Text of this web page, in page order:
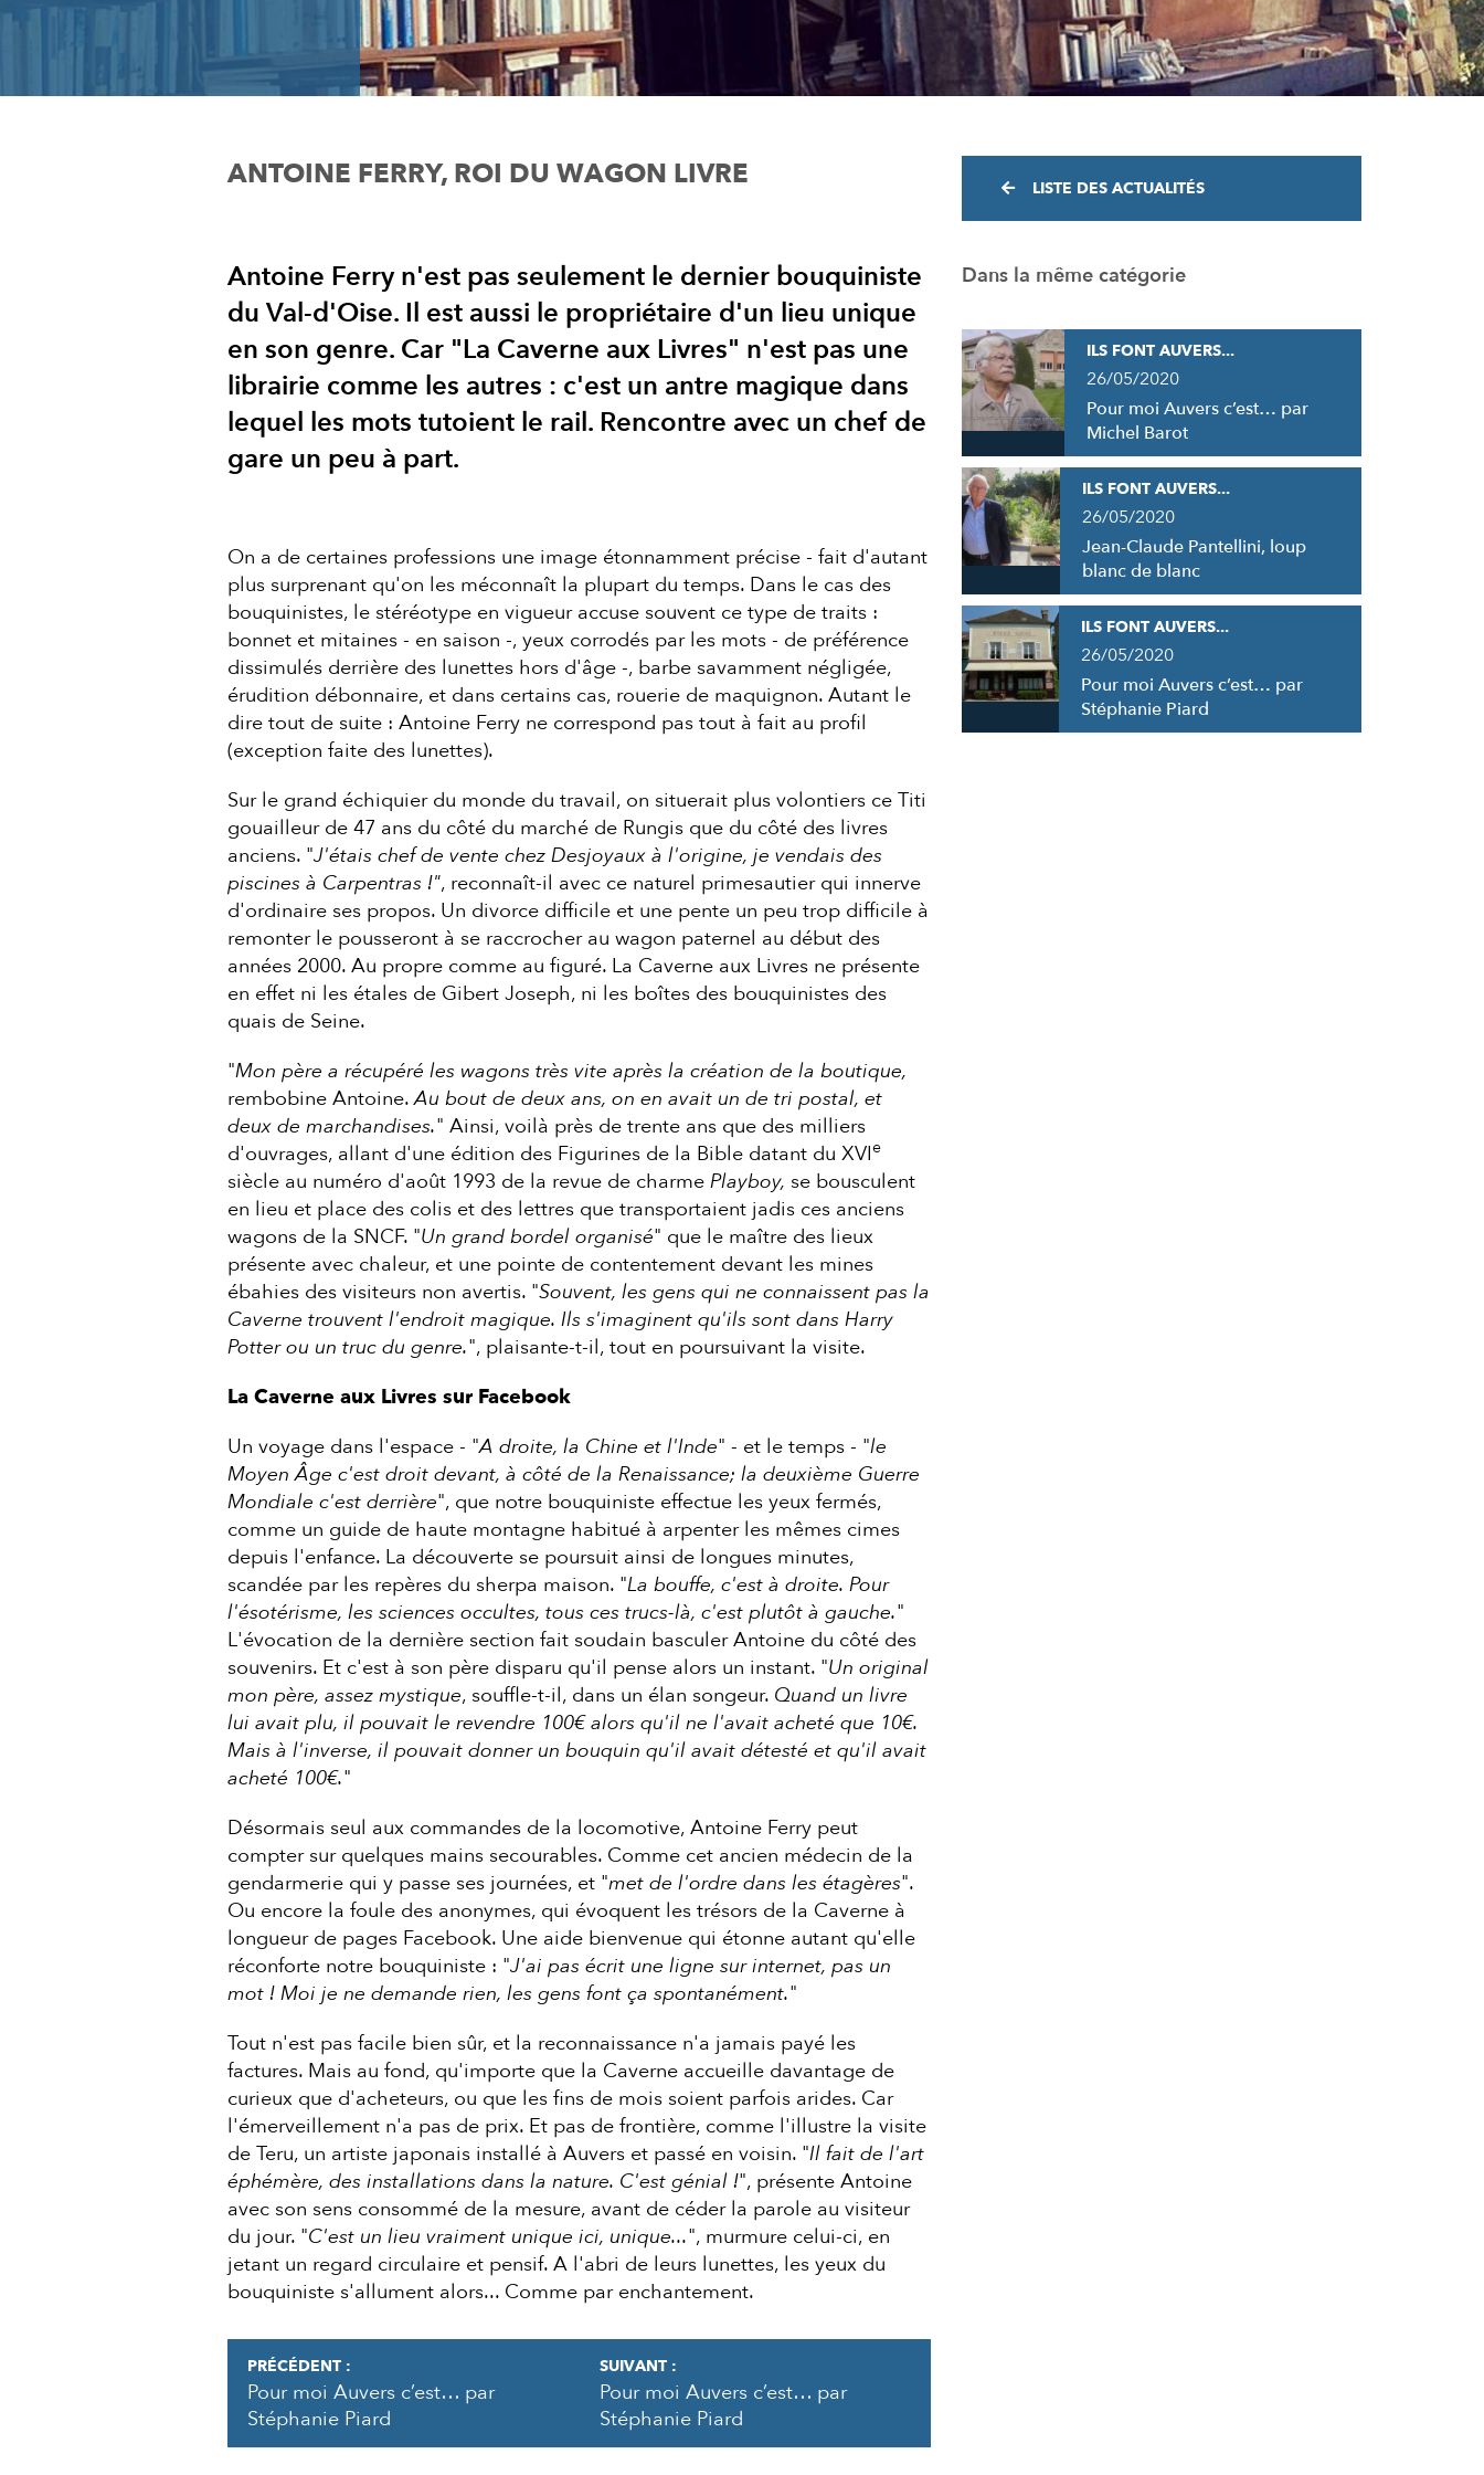
ANTOINE FERRY, ROI DU WAGON LIVRE
Antoine Ferry n'est pas seulement le dernier bouquiniste
du Val-d'Oise. Il est aussi le propriétaire d'un lieu unique
en son genre. Car "La Caverne aux Livres" n'est pas une
librairie comme les autres : c'est un antre magique dans
lequel les mots tutoient le rail. Rencontre avec un chef de
gare un peu à part.
On a de certaines professions une image étonnamment précise - fait d'autant
plus surprenant qu'on les méconnaît la plupart du temps. Dans le cas des
bouquinistes, le stéréotype en vigueur accuse souvent ce type de traits :
bonnet et mitaines - en saison -, yeux corrodés par les mots - de préférence
dissimulés derrière des lunettes hors d'âge -, barbe savamment négligée,
érudition débonnaire, et dans certains cas, rouerie de maquignon. Autant le
dire tout de suite : Antoine Ferry ne correspond pas tout à fait au profil
(exception faite des lunettes).
Sur le grand échiquier du monde du travail, on situerait plus volontiers ce Titi
gouailleur de 47 ans du côté du marché de Rungis que du côté des livres
anciens. "J'étais chef de vente chez Desjoyaux à l'origine, je vendais des
piscines à Carpentras !", reconnaît-il avec ce naturel primesautier qui innerve
d'ordinaire ses propos. Un divorce difficile et une pente un peu trop difficile à
remonter le pousseront à se raccrocher au wagon paternel au début des
années 2000. Au propre comme au figuré. La Caverne aux Livres ne présente
en effet ni les étales de Gibert Joseph, ni les boîtes des bouquinistes des
quais de Seine.
"Mon père a récupéré les wagons très vite après la création de la boutique,
rembobine Antoine.Au bout de deux ans, on en avait un de tri postal, et
deux de marchandises." Ainsi, voilà près de trente ans que des milliers
d'ouvrages, allant d'une édition des Figurines de la Bible datant du XVIe
siècle au numéro d'août 1993 de la revue de charme Playboy, se bousculent
en lieu et place des colis et des lettres que transportaient jadis ces anciens
wagons de la SNCF. "Un grand bordel organisé" que le maître des lieux
présente avec chaleur, et une pointe de contentement devant les mines
ébahies des visiteurs non avertis. "Souvent, les gens qui ne connaissent pas la
Caverne trouvent l'endroit magique. Ils s'imaginent qu'ils sont dans Harry
Potter ou un truc du genre.", plaisante-t-il, tout en poursuivant la visite.
La Caverne aux Livres sur Facebook
Un voyage dans l'espace - "A droite, la Chine et l'Inde" - et le temps - "le
Moyen Âge c'est droit devant, à côté de la Renaissance; la deuxième Guerre
Mondiale c'est derrière", que notre bouquiniste effectue les yeux fermés,
comme un guide de haute montagne habitué à arpenter les mêmes cimes
depuis l'enfance. La découverte se poursuit ainsi de longues minutes,
scandée par les repères du sherpa maison. "La bouffe, c'est à droite. Pour
l'ésotérisme, les sciences occultes, tous ces trucs-là, c'est plutôt à gauche."
L'évocation de la dernière section fait soudain basculer Antoine du côté des
souvenirs. Et c'est à son père disparu qu'il pense alors un instant. "Un original
mon père, assez mystique, souffle-t-il, dans un élan songeur. Quand un livre
lui avait plu, il pouvait le revendre 100€ alors qu'il ne l'avait acheté que 10€.
Mais à l'inverse, il pouvait donner un bouquin qu'il avait détesté et qu'il avait
acheté 100€."
Désormais seul aux commandes de la locomotive, Antoine Ferry peut
compter sur quelques mains secourables. Comme cet ancien médecin de la
gendarmerie qui y passe ses journées, et "met de l'ordre dans les étagères".
Ou encore la foule des anonymes, qui évoquent les trésors de la Caverne à
longueur de pages Facebook. Une aide bienvenue qui étonne autant qu'elle
réconforte notre bouquiniste : "J'ai pas écrit une ligne sur internet, pas un
mot ! Moi je ne demande rien, les gens font ça spontanément."
Tout n'est pas facile bien sûr, et la reconnaissance n'a jamais payé les
factures. Mais au fond, qu'importe que la Caverne accueille davantage de
curieux que d'acheteurs, ou que les fins de mois soient parfois arides. Car
l'émerveillement n'a pas de prix. Et pas de frontière, comme l'illustre la visite
de Teru, un artiste japonais installé à Auvers et passé en voisin. "Il fait de l'art
éphémère, des installations dans la nature. C'est génial !", présente Antoine
avec son sens consommé de la mesure, avant de céder la parole au visiteur
du jour. "C'est un lieu vraiment unique ici, unique...", murmure celui-ci, en
jetant un regard circulaire et pensif. A l'abri de leurs lunettes, les yeux du
bouquiniste s'allument alors... Comme par enchantement.
PRÉCÉDENT :
Pour moi Auvers c’est… par
Stéphanie Piard
SUIVANT :
Pour moi Auvers c’est… par
Stéphanie Piard
LISTE DES ACTUALITÉS
Dans la même catégorie
ILS FONT AUVERS...
26/05/2020
Pour moi Auvers c’est… par
Michel Barot
ILS FONT AUVERS...
26/05/2020
Jean-Claude Pantellini, loup
blanc de blanc
ILS FONT AUVERS...
26/05/2020
Pour moi Auvers c’est… par
Stéphanie Piard